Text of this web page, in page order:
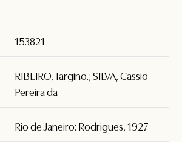
153821
RIBEIRO, Targino.; SILVA, Cassio
Pereira da
Rio de Janeiro: Rodrigues, 1927